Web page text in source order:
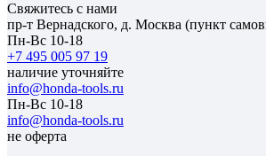
Свяжитесь с нами
пр-т Вернадского, д. Москва (пункт
Пн-Вс 10-18
+7 495 005 97 19
наличие уточняйте
info@honda-tools.ru
Пн-Вс 10-18
info@honda-tools.ru
не оферта